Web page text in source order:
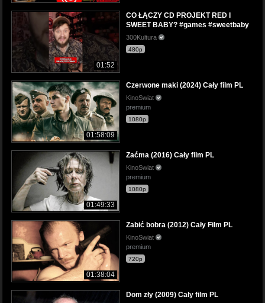
01:52
CO ŁĄCZY CD PROJEKT RED I
SWEET BABY? #games #sweetbaby
300Kultura
480p
01:58:09
Czerwone maki (2024) Cały film PL
KinoSwiat
premium
1080p
01:49:33
Zaćma (2016) Cały film PL
KinoSwiat
premium
1080p
01:38:04
Zabić bobra (2012) Cały Film PL
KinoSwiat
premium
720p
Dom zły (2009) Cały film PL